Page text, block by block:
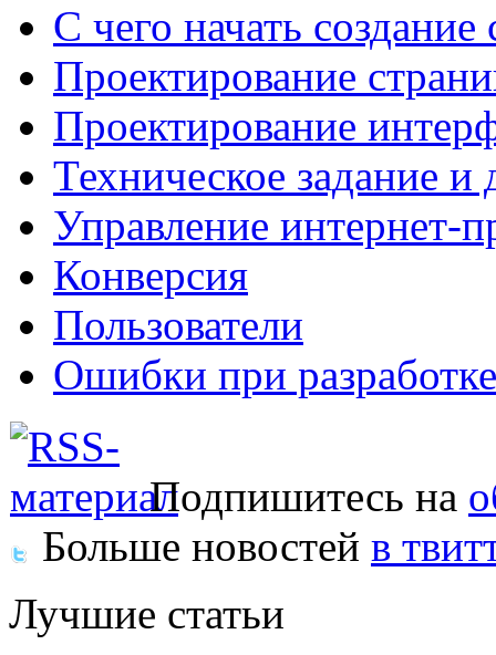
С чего начать создание
Проектирование
Проектирование
Техническое задание и
Управление интернет-
Конверсия
Пользователи
Ошибки при
Подпишитесь на
Больше новостей в
Лучшие статьи